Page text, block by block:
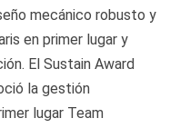
mecánico robusto y
en primer lugar y
El Sustain Award
la gestión
lugar Team